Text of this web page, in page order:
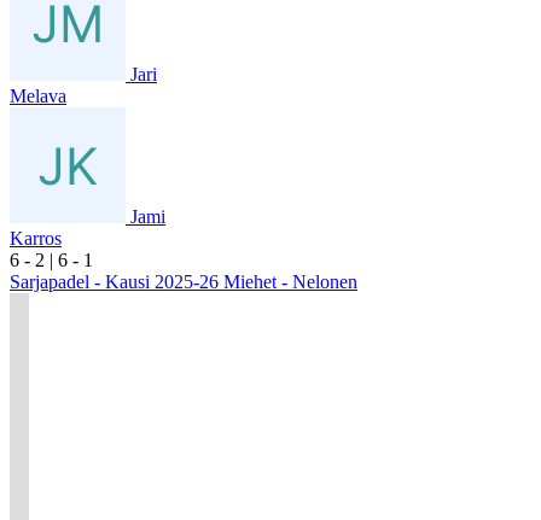
Jari
Melava
Jami
Karros
6 - 2 | 6 - 1
Sarjapadel - Kausi 2025-26 Miehet - Nelonen